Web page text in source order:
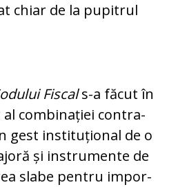
chiar de la pupitrul
Fiscals-a făcut în
al combinației con­tra­
gest in­sti­tu­țio­nal de o
și instrumente de
slabe pentru im­por­